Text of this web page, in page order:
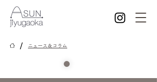
/ ニュース＆コラム